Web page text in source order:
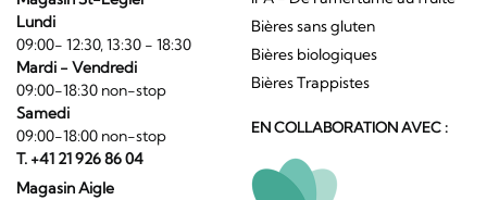
Lundi
09:00- 12:30, 13:30 - 18:30
Mardi - Vendredi
09:00-18:30 non-stop
Samedi
09:00-18:00 non-stop
T. +41 21 926 86 04
Magasin Aigle
Bières sans gluten
Bières biologiques
Bières Trappistes
EN COLLABORATION AVEC :